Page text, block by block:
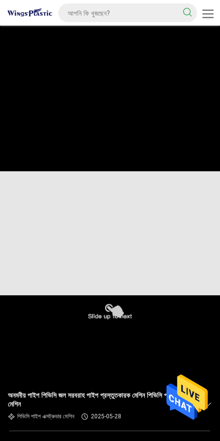
অনমনীয় পাইপ পিভিসি জল সরবরাহ পাইপ প্রস্তুতকারক মেশিন পিভিসি পাইপ তৈরির
মেশিন
পিভিসি পাইপ এক্সট্রুডার মেশিন 2025-05-28